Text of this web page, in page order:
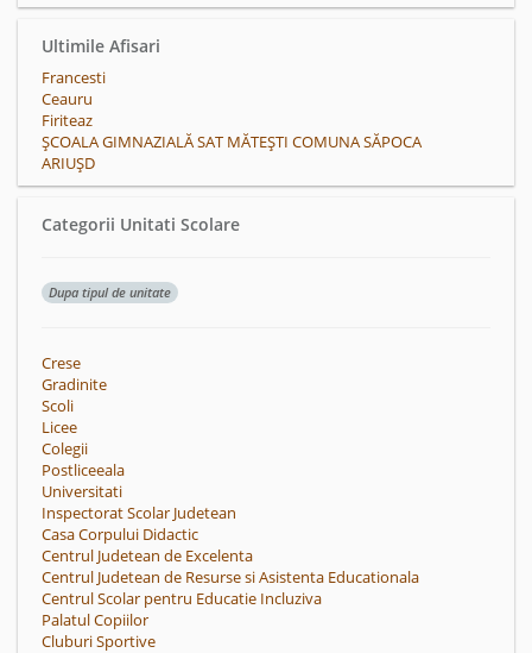
Ultimile Afisari
Francesti
Ceauru
Firiteaz
ŞCOALA GIMNAZIALĂ SAT MĂTEŞTI COMUNA SĂPOCA
ARIUŞD
Categorii Unitati Scolare
Dupa tipul de unitate
Crese
Gradinite
Scoli
Licee
Colegii
Postliceeala
Universitati
Inspectorat Scolar Judetean
Casa Corpului Didactic
Centrul Judetean de Excelenta
Centrul Judetean de Resurse si Asistenta Educationala
Centrul Scolar pentru Educatie Incluziva
Palatul Copiilor
Cluburi Sportive